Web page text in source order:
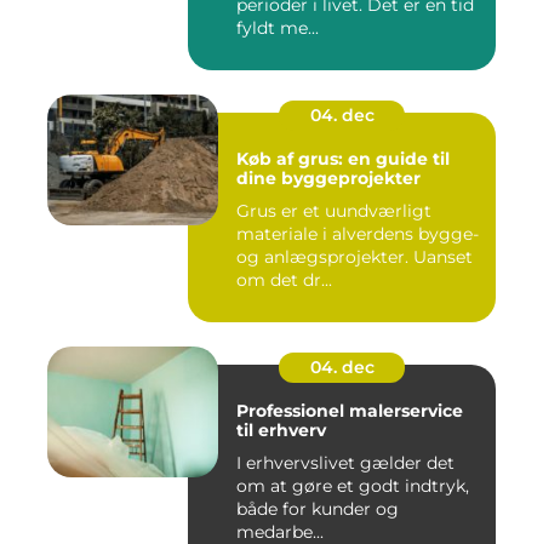
perioder i livet. Det er en tid
fyldt me...
04. dec
Køb af grus: en guide til
dine byggeprojekter
Grus er et uundværligt
materiale i alverdens bygge-
og anlægsprojekter. Uanset
om det dr...
04. dec
Professionel malerservice
til erhverv
I erhvervslivet gælder det
om at gøre et godt indtryk,
både for kunder og
medarbe...